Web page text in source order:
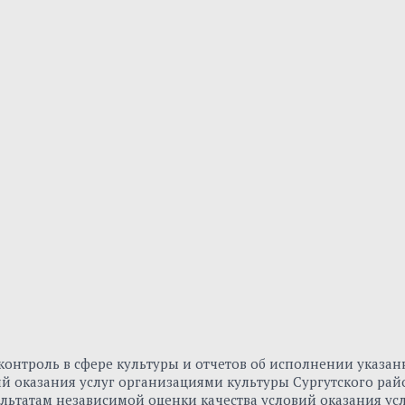
в сфере культуры и отчетов об исполнении
оказания услуг организациями культуры Сургутского
независимой оценки качества условий оказания